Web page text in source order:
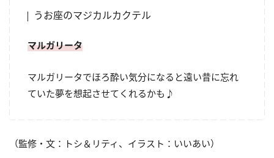
うお座のマジカルカクテル
マルガリータ
マルガリータでほろ酔い気分になると遠い昔に忘れ
ていた夢を想起させてくれるかも♪
（監修・文：トシ＆リティ、イラスト：いいあい）